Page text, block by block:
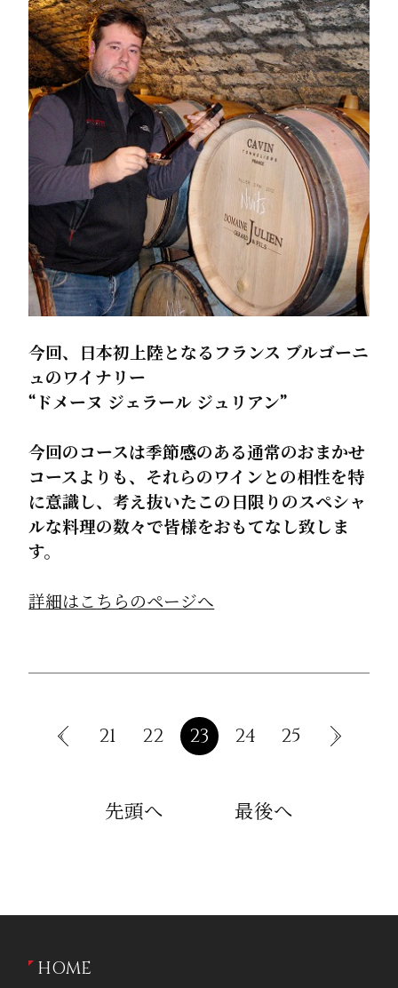
今回、日本初上陸となる フランス ブルゴーニ
ュのワイナリー
“ドメーヌ ジェラール ジュリアン”
今回のコースは季節感のある通常のおまかせ
コースよりも、それらのワインとの相性を特
に意識し、考え抜いたこの日限りのスペシャ
ルな料理の数々で皆様をおもてなし致しま
す。
詳細はこちらのページへ
‹ 21 22 23 24 25 ›
先頭へ 最後へ
HOME